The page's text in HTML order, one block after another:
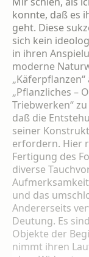
konnte, daß es
geht. Diese
sich kein
in ihren
moderne
„Pflanzliches –
Triebwerken“
daß die
seiner
erfordern. Hier
Fertigung des
di­verse
und das
Andererseits
Deutung. Es
Objekte der
nimmt ihren